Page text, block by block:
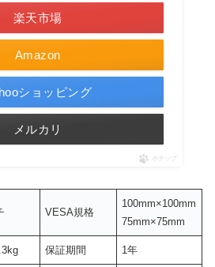
Amazon
楽天市場
ショッピング
メルカリ
ポチップ
VESA規格
100mm×100mm
75mm×75mm
保証期間 1年